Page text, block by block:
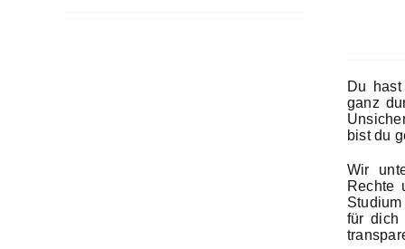
Du
ganz
bist du
Wir
Rechte
für dich